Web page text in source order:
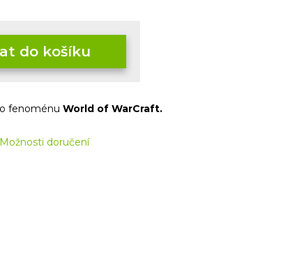
Možnosti doručení
do košíku
fenoménu World of WarCraft.